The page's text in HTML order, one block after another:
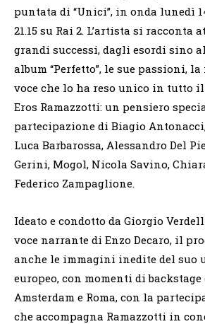
puntata di “Unici”, in onda lunedì
21.15 su Rai 2. L’artista si racconta
grandi successi, dagli esordi sino
album “Perfetto”, le sue passioni,
voce che lo ha reso unico in tutto il
Eros Ramazzotti: un pensiero
partecipazione di Biagio
Luca Barbarossa, Alessandro Del
Gerini, Mogol, Nicola Savino,
Federico Zampaglione.
Ideato e condotto da Giorgio
voce narrante di Enzo Decaro, il
anche le immagini inedite del suo
europeo, con momenti di backstage
Amsterdam e Roma, con la
che accompagna Ramazzotti in